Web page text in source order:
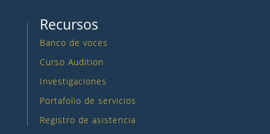
Recursos
Banco de voces
Curso Audition
Investigaciones
Portafolio de servicios
Registro de asistencia